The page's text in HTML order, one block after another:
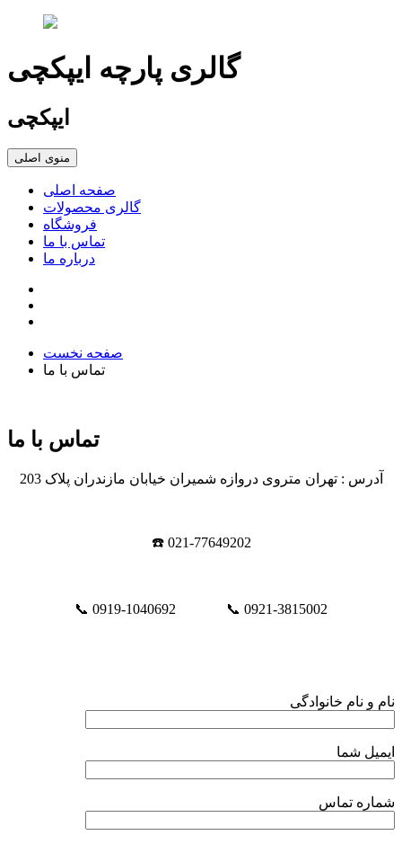
گالری پارچه ایپکچی
ایپکچی
منوی اصلی
صفحه اصلی
گالری محصولات
فروشگاه
تماس با ما
درباره ما
صفحه نخست
تماس با ما
تماس با ما
آدرس : تهران متروی دروازه شمیران خیابان مازندران پلاک 203
☎️ 021-77649202
📞 0919-1040692 📞 0921-3815002
نام و نام خانوادگی
ایمیل شما
شماره تماس